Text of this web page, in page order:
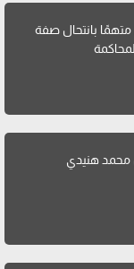
متهمًا بانتحال صفة
محمد هنيدي